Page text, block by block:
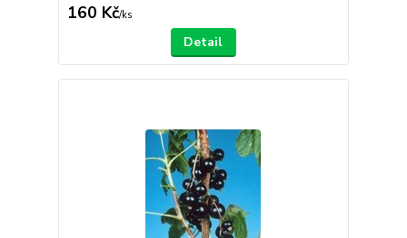
160 Kč/ks
Detail